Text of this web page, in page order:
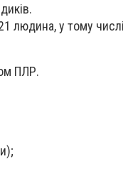
людина, у тому
ПЛР.